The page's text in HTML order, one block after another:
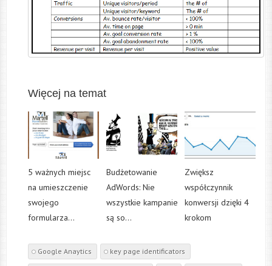
Więcej na temat
5 ważnych miejsc
na umieszczenie
swojego
formularza...
Budżetowanie
AdWords: Nie
wszystkie kampanie
są so...
Zwiększ
współczynnik
konwersji dzięki 4
krokom
Google Anaytics key page identificators